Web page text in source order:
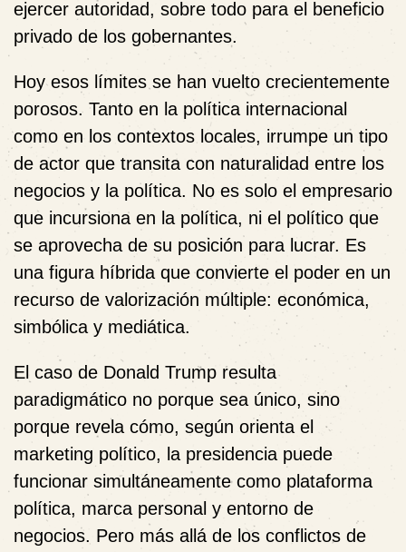
ejercer autoridad, sobre todo para el beneficio
privado de los gobernantes.
Hoy esos límites se han vuelto crecientemente
porosos. Tanto en la política internacional
como en los contextos locales, irrumpe un tipo
de actor que transita con naturalidad entre los
negocios y la política. No es solo el empresario
que incursiona en la política, ni el político que
se aprovecha de su posición para lucrar. Es
una figura híbrida que convierte el poder en un
recurso de valorización múltiple: económica,
simbólica y mediática.
El caso de Donald Trump resulta
paradigmático no porque sea único, sino
porque revela cómo, según orienta el
marketing político, la presidencia puede
funcionar simultáneamente como plataforma
política, marca personal y entorno de
negocios. Pero más allá de los conflictos de